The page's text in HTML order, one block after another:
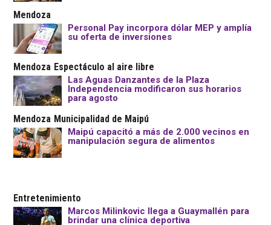
Mendoza
Personal Pay incorpora dólar MEP y amplía
su oferta de inversiones
Mendoza Espectáculo al aire libre
Las Aguas Danzantes de la Plaza
Independencia modificaron sus horarios
para agosto
Mendoza Municipalidad de Maipú
Maipú capacitó a más de 2.000 vecinos en
manipulación segura de alimentos
Entretenimiento
Marcos Milinkovic llega a Guaymallén para
brindar una clínica deportiva